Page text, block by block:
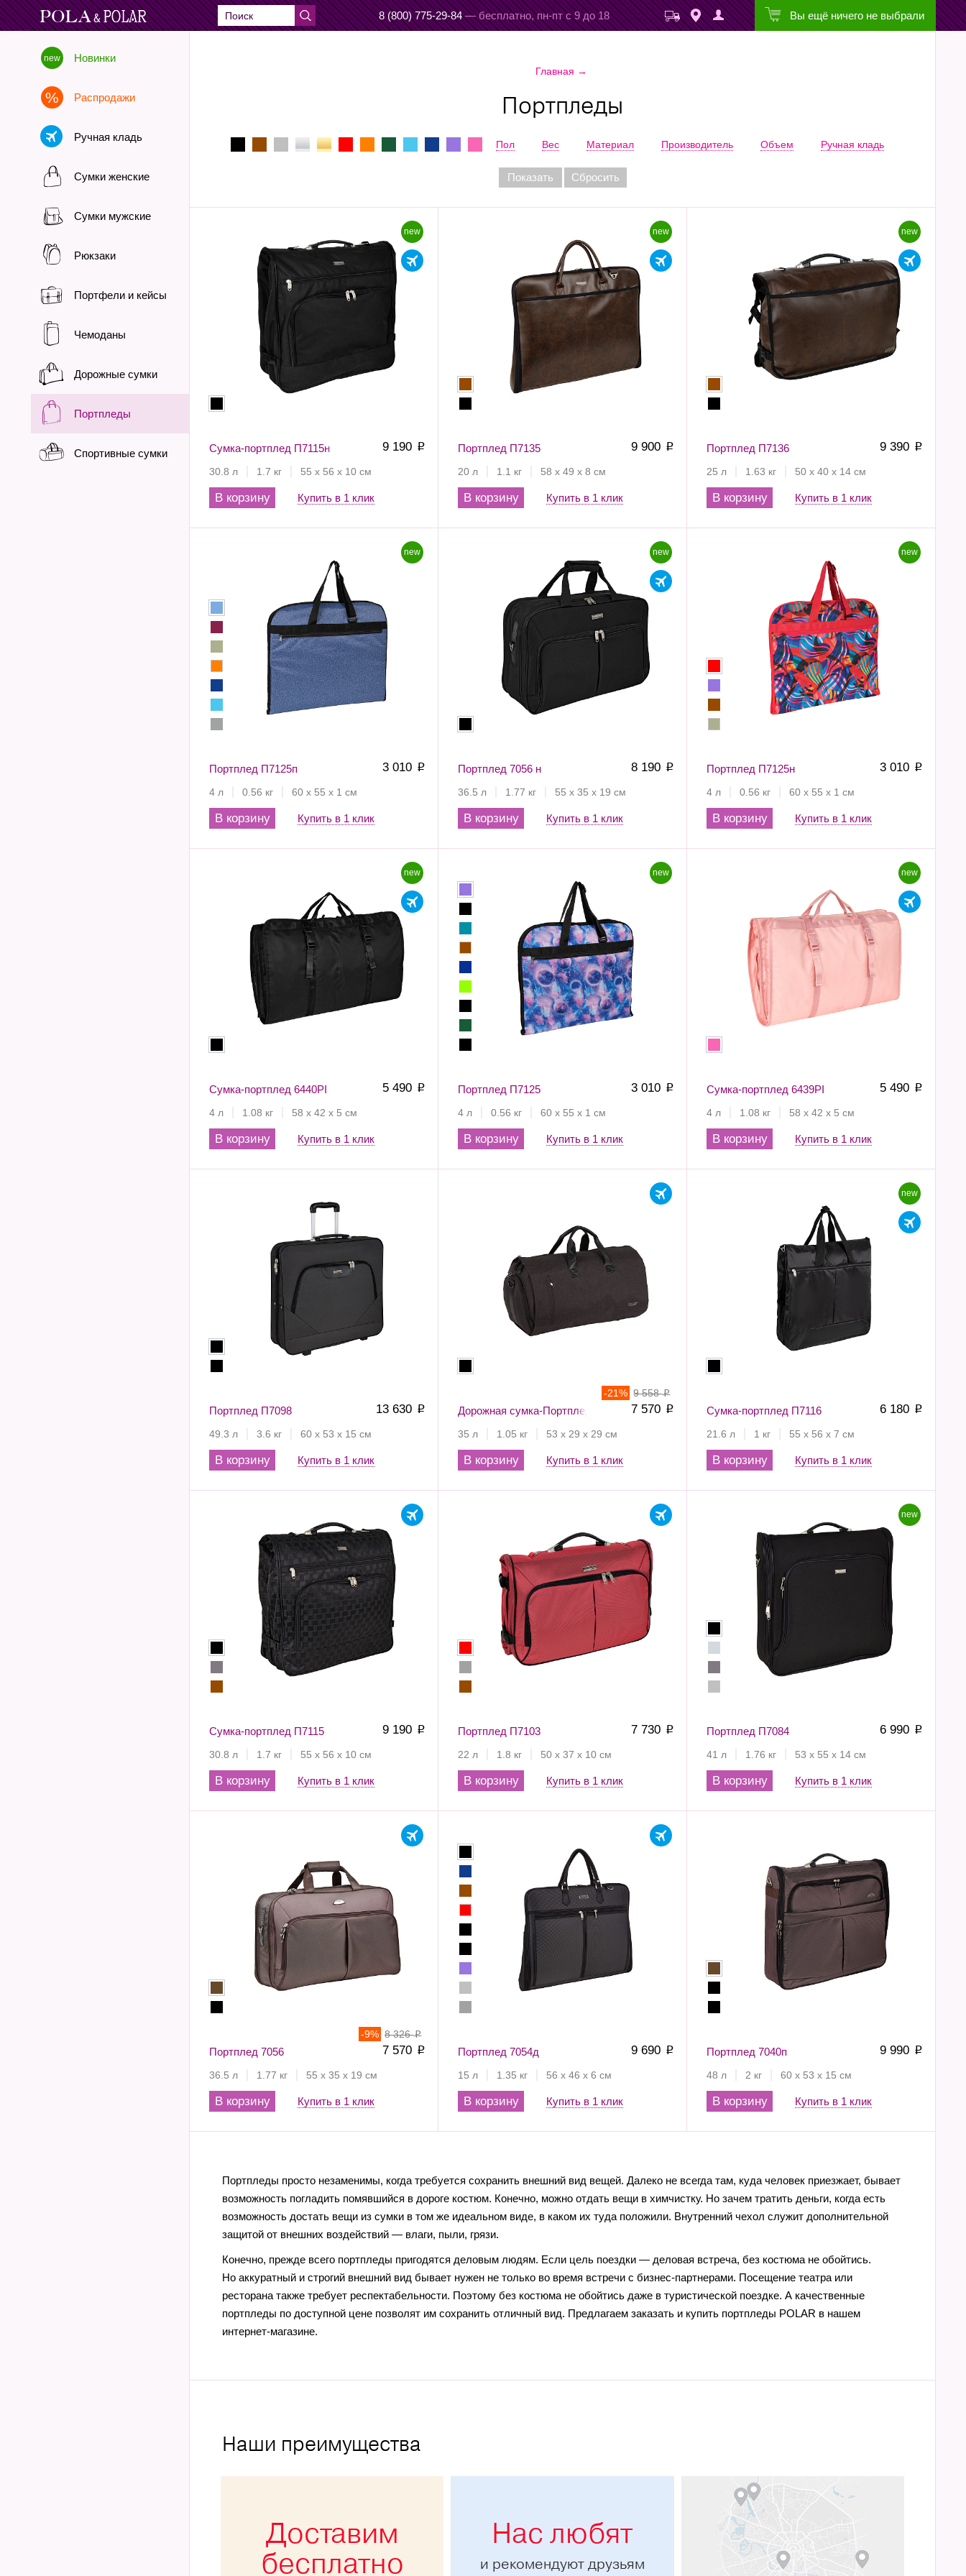
8 (800) 775-29-84 — бесплатно, пн-пт с 9 до 18 Вы ещё ничего не выбрали
Новинки
Распродажи
Ручная кладь
Сумки женские
Сумки мужские
Рюкзаки
Портфели и кейсы
Чемоданы
Дорожные сумки
Портпледы
Спортивные сумки
Главная →
Портпледы
Пол Вес Материал Производитель Объем Ручная кладь
Показать Сбросить
new
Сумка-портплед П7115н 9 190 p
30.8 л 1.7 кг 55 х 56 х 10 см
В корзину Купить в 1 клик
new
Портплед П7135 9 900 p
20 л 1.1 кг 58 х 49 х 8 см
В корзину Купить в 1 клик
new
Портплед П7136 9 390 p
25 л 1.63 кг 50 х 40 х 14 см
В корзину Купить в 1 клик
new
Портплед П7125п 3 010 p
4 л 0.56 кг 60 х 55 х 1 см
В корзину Купить в 1 клик
new
Портплед 7056 н 8 190 p
36.5 л 1.77 кг 55 х 35 х 19 см
В корзину Купить в 1 клик
new
Портплед П7125н 3 010 p
4 л 0.56 кг 60 х 55 х 1 см
В корзину Купить в 1 клик
new
Сумка-портплед 6440PI 5 490 p
4 л 1.08 кг 58 х 42 х 5 см
В корзину Купить в 1 клик
new
Портплед П7125 3 010 p
4 л 0.56 кг 60 х 55 х 1 см
В корзину Купить в 1 клик
new
Сумка-портплед 6439PI 5 490 p
4 л 1.08 кг 58 х 42 х 5 см
В корзину Купить в 1 клик
Портплед П7098 13 630 p
49.3 л 3.6 кг 60 х 53 х 15 см
В корзину Купить в 1 клик
Дорожная сумка-Портплед П0025
-21% 9 558p
7 570 p
35 л 1.05 кг 53 х 29 х 29 см
В корзину Купить в 1 клик
new
Сумка-портплед П7116 6 180 p
21.6 л 1 кг 55 х 56 х 7 см
В корзину Купить в 1 клик
Сумка-портплед П7115 9 190 p
30.8 л 1.7 кг 55 х 56 х 10 см
В корзину Купить в 1 клик
Портплед П7103 7 730 p
22 л 1.8 кг 50 х 37 х 10 см
В корзину Купить в 1 клик
new
Портплед П7084 6 990 p
41 л 1.76 кг 53 х 55 х 14 см
В корзину Купить в 1 клик
Портплед 7056
-9% 8 326p
7 570 p
36.5 л 1.77 кг 55 х 35 х 19 см
В корзину Купить в 1 клик
Портплед 7054д 9 690 p
15 л 1.35 кг 56 х 46 х 6 см
В корзину Купить в 1 клик
Портплед 7040п 9 990 p
48 л 2 кг 60 х 53 х 15 см
В корзину Купить в 1 клик
Портпледы просто незаменимы, когда требуется сохранить внешний вид вещей. Далеко не всегда там, куда человек приезжает, бывает
возможность погладить помявшийся в дороге костюм. Конечно, можно отдать вещи в химчистку. Но зачем тратить деньги, когда есть
возможность достать вещи из сумки в том же идеальном виде, в каком их туда положили. Внутренний чехол служит дополнительной
защитой от внешних воздействий — влаги, пыли, грязи.
Конечно, прежде всего портпледы пригодятся деловым людям. Если цель поездки — деловая встреча, без костюма не обойтись.
Но аккуратный и строгий внешний вид бывает нужен не только во время встречи с бизнес-партнерами. Посещение театра или
ресторана также требует респектабельности. Поэтому без костюма не обойтись даже в туристической поездке. А качественные
портпледы по доступной цене позволят им сохранить отличный вид. Предлагаем заказать и купить портпледы POLAR в нашем
интернет-магазине.
Наши преимущества
Доставим
бесплатно
Нас любят
и рекомендуют друзьям